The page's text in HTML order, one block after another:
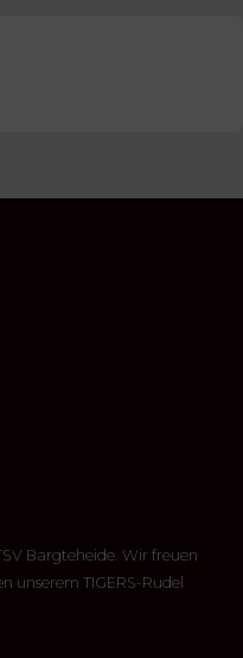
Bargteheide. Wir freuen
unserem TIGERS-Rudel